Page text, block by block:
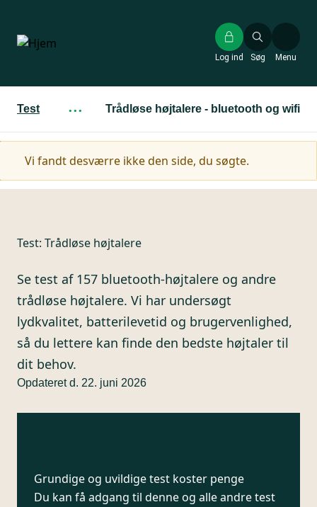
hovedindhold
Søg
Log ind Menu
Test ··· Trådløse højtalere - bluetooth og wifi
Advarselsmeddelelse
Vi fandt desværre ikke den side, du søgte.
Test: Trådløse højtalere
Se test af 157 bluetooth-højtalere og andre
trådløse højtalere. Vi har undersøgt
lydkvalitet, batterilevetid og brugervenlighed,
så du lettere kan finde den bedste højtaler til
dit behov.
Opdateret d. 22. juni 2026
Grundige og uvildige test koster penge
Du kan få adgang til denne og alle andre test